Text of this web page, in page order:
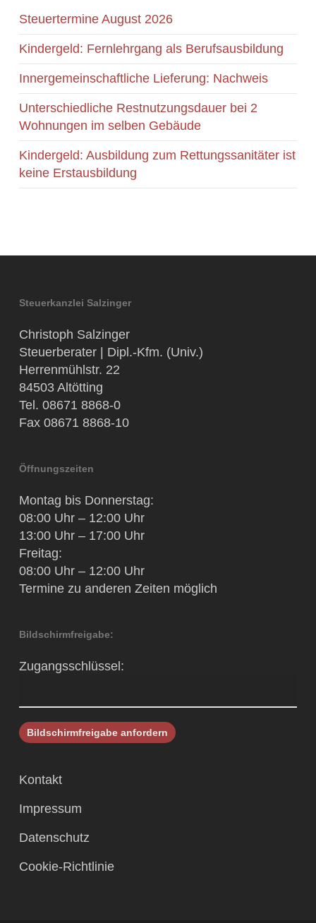
Steuertermine August 2026
Kindergeld: Fernlehrgang als Berufsausbildung
Innergemeinschaftliche Lieferung: Nachweis
Unterschiedliche Restnutzungsdauer bei 2
Wohnungen im selben Gebäude
Kindergeld: Ausbildung zum Rettungssanitäter ist
keine Erstausbildung
Steuerkanzlei Salzinger
Christoph Salzinger
Steuerberater | Dipl.-Kfm. (Univ.)
Herrenmühlstr. 22
84503 Altötting
Tel. 08671 8868-0
Fax 08671 8868-10
Öffnungszeiten
Montag bis Donnerstag:
08:00 Uhr – 12:00 Uhr
13:00 Uhr – 17:00 Uhr
Freitag:
08:00 Uhr – 12:00 Uhr
Termine zu anderen Zeiten möglich
Bildschirmfreigabe:
Zugangsschlüssel:
Kontakt
Impressum
Datenschutz
Cookie-Richtlinie